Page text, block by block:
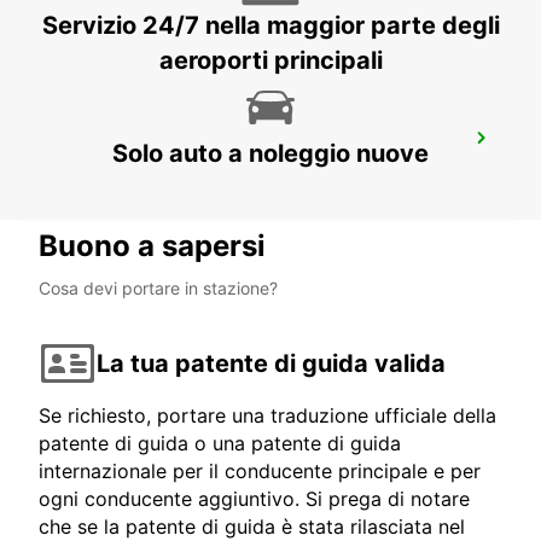
WOLLONGONG *NEW*
Servizio 24/7 nella maggior parte degli
aeroporti principali
Solo auto a noleggio nuove
Buono a sapersi
Cosa devi portare in stazione?
La tua patente di guida valida
Se richiesto, portare una traduzione ufficiale della
patente di guida o una patente di guida
internazionale per il conducente principale e per
ogni conducente aggiuntivo. Si prega di notare
che se la patente di guida è stata rilasciata nel